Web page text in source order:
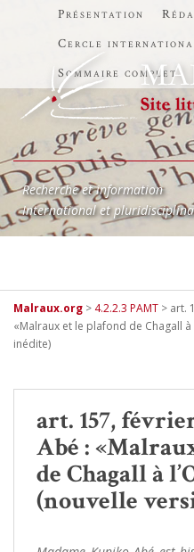
Présentation
Cercle
Sommaire complet
Recherche et information
International et
Malraux.org > 4.2.2.3 PAMT > art.
«Malraux et le plafond de Chagall
inédite)
art. 157,
Abé :
de Chagall à
(nouvelle